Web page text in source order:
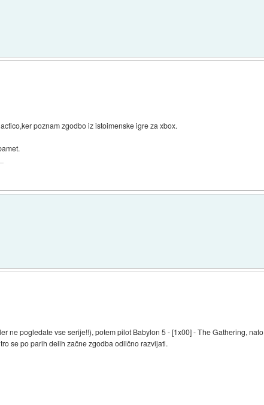
poznam zgodbo iz istoimenske igre za xbox.
ne pogledate vse serije!!), potem pilot Babylon 5 - [1x00] - The Gathering, nato
se po parih delih začne zgodba odlično razvijati.